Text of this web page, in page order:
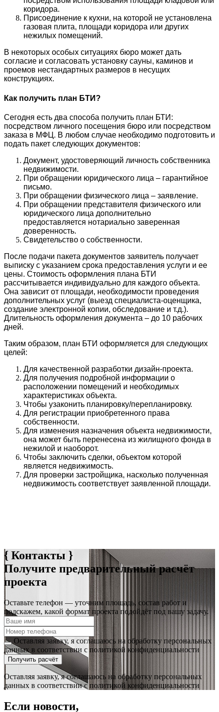
коридора.
Присоединение к кухни, на которой не установлена
газовая плита, площади коридора или других
нежилых помещений.
В некоторых особых ситуациях бюро может дать
согласие и согласовать установку сауны, каминов и
проемов нестандартных размеров в несущих
конструкциях.
Как получить план БТИ?
Сегодня есть два способа получить план БТИ:
посредством личного посещения бюро или посредством
заказа в МФЦ. В любом случае необходимо подготовить и
подать пакет следующих документов:
Документ, удостоверяющий личность собственника
недвижимости.
При обращении юридического лица – гарантийное
письмо.
При обращении физического лица – заявление.
При обращении представителя физического или
юридического лица дополнительно
предоставляется нотариально заверенная
доверенность.
Свидетельство о собственности.
После подачи пакета документов заявитель получает
выписку с указанием срока предоставления услуги и ее
цены. Стоимость оформления плана БТИ
рассчитывается индивидуально для каждого объекта.
Она зависит от площади, необходимости проведения
дополнительных услуг (выезд специалиста-оценщика,
создание электронной копии, обследование и т.д.).
Длительность оформления документа – до 10 рабочих
дней.
Таким образом, план БТИ оформляется для следующих
целей:
Для качественной разработки дизайн-проекта.
Для получения подробной информации о
расположении помещений и необходимых
характеристиках объекта.
Чтобы узаконить планировку/перепланировку.
Для регистрации приобретенного права
собственности.
Для изменения назначения объекта недвижимости,
она может быть перенесена из жилищного фонда в
нежилой и наоборот.
Чтобы заключить сделки, объектом которой
является недвижимость.
Для проверки застройщика, насколько полученная
недвижимость соответствует заявленной площади.
{ Контакты }
Получите предварительный расчёт
проекта
Оставьте телефон — уточним площадь, состав работ и
подскажем, какой формат проекта подойдёт под вашу задачу.
Оставляя заявку, я соглашаюсь на обработку персональных
данных в соответствии с политикой конфиденциальности
Получить расчёт
Оставляя заявку, я соглашаюсь на обработку персональных
данных в соответствии с политикой конфиденциальности
Если новости,